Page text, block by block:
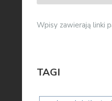
Wpisy zawierają linki
TAGI